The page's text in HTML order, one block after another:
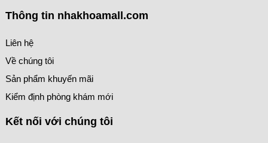
Thông tin nhakhoamall.com
Liên hệ
Về chúng tôi
Sản phẩm khuyến mãi
Kiểm định phòng khám mới
Kết nối với chúng tôi